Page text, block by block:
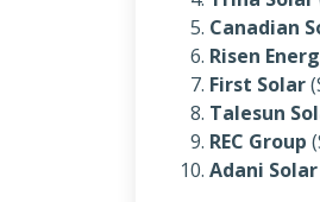
Canadian
Risen
First Solar
Talesun
REC Group
Adani Solar